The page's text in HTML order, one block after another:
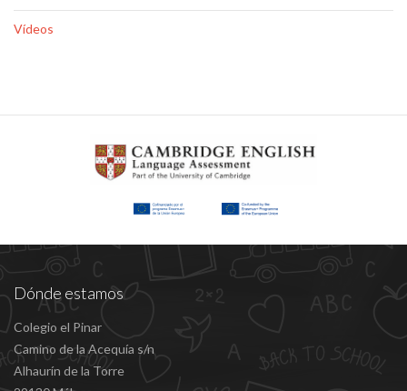
Vídeos
Dónde estamos
Colegio el Pinar
Camino de la Acequía s/n
Alhaurín de la Torre